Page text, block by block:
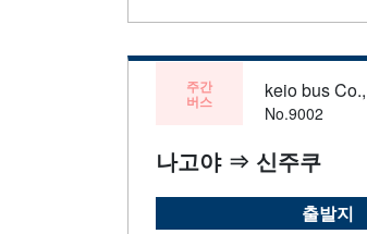
주간
버스 keio bus
No.9002
나고야 ⇒ 신주쿠
출발지